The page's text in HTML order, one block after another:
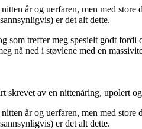
år og uerfaren, men med
er det alt dette.
treffer meg spesielt godt
nå ned i støvlene med en
skrevet av en nittenåring, upolert
år og uerfaren, men med
er det alt dette.